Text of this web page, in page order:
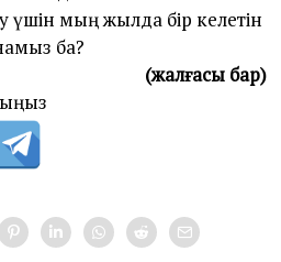
үшін мың жылда бір келетін
ба?
(жалғасы бар)